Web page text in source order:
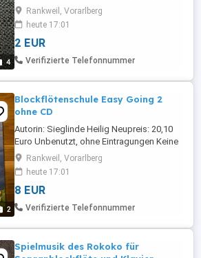
4
(ohne Sendungsnummer) Viele günstige
Artikel (Kleidung, Spiele, Bücher) finden
sie noch auf meiner Seite!
Rankweil, Vorarlberg
heute 17:01
2 EUR
Verifizierte Telefonnummer
2
Blockflötenschule Easy Going 2
ohne CD
Autorin: Sieglinde Heilig Neupreis: 20,10
Euro Unbenutzt, ohne Eintragungen Keine
Rücknahme oder Garantie, da
Privatverkauf. Versandkosten: 3,50 Euro
(ohne Sendungsnummer) Viele günstige
Artikel (Kleidung, Spiele, Bücher) finden
sie noch auf meiner Seite!
Rankweil, Vorarlberg
heute 17:01
8 EUR
Verifizierte Telefonnummer
Spielmusik des Rokoko für